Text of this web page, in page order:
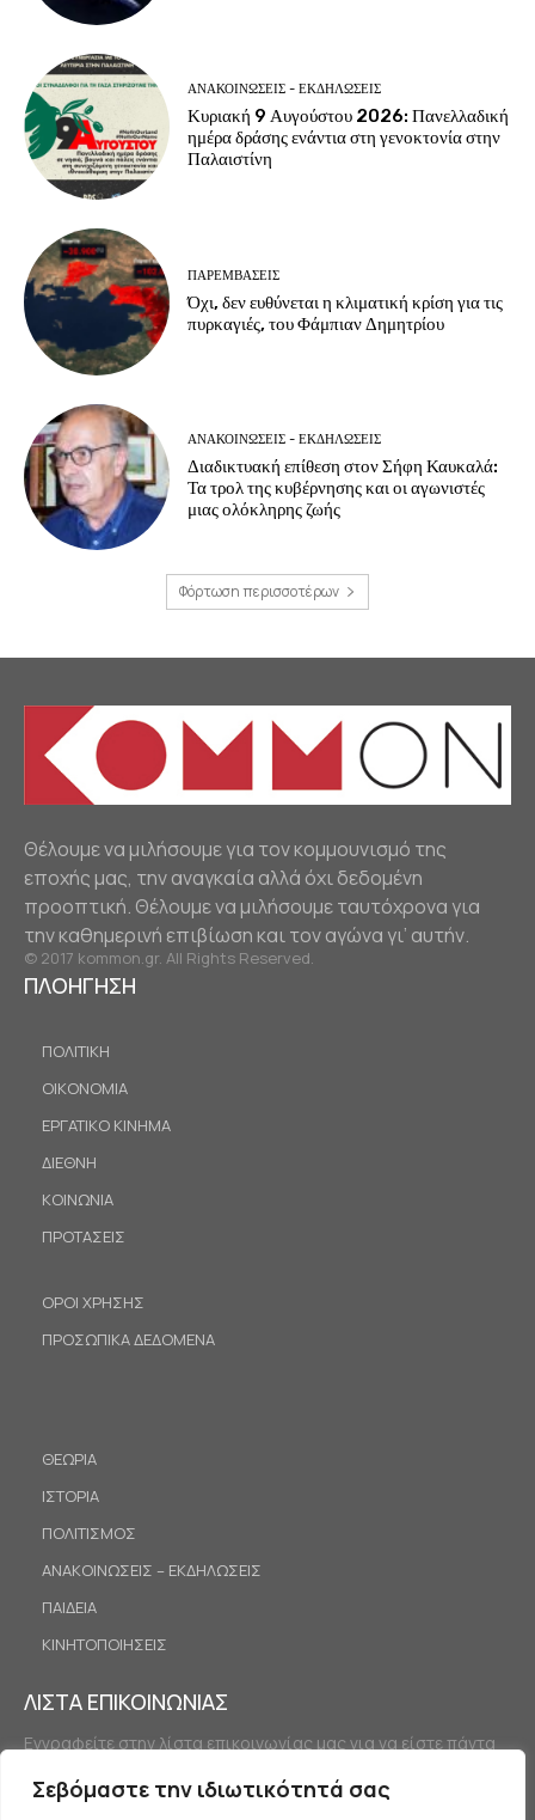
Σεβόμαστε την ιδιωτικότητά σας
ΑΝΑΚΟΙΝΩΣΕΙΣ - ΕΚΔΗΛΩΣΕΙΣ
Κυριακή 9 Αυγούστου 2026: Πανελλαδική
ημέρα δράσης ενάντια στη γενοκτονία στην
Παλαιστίνη
ΠΑΡΕΜΒΑΣΕΙΣ
Όχι, δεν ευθύνεται η κλιματική κρίση για τις
πυρκαγιές, του Φάμπιαν Δημητρίου
ΑΝΑΚΟΙΝΩΣΕΙΣ - ΕΚΔΗΛΩΣΕΙΣ
Διαδικτυακή επίθεση στον Σήφη Καυκαλά:
Τα τρολ της κυβέρνησης και οι αγωνιστές
μιας ολόκληρης ζωής
Φόρτωση περισσοτέρων
Θέλουμε να μιλήσουμε για τον κομμουνισμό της
εποχής μας, την αναγκαία αλλά όχι δεδομένη
προοπτική. Θέλουμε να μιλήσουμε ταυτόχρονα για
την καθημερινή επιβίωση και τον αγώνα γι’ αυτήν.
© 2017 kommon.gr. All Rights Reserved.
ΠΛΟΗΓΗΣΗ
ΠΟΛΙΤΙΚΗ
ΟΙΚΟΝΟΜΙΑ
ΕΡΓΑΤΙΚΟ ΚΙΝΗΜΑ
ΔΙΕΘΝΗ
ΚΟΙΝΩΝΙΑ
ΠΡΟΤΑΣΕΙΣ
ΟΡΟΙ ΧΡΗΣΗΣ
ΠΡΟΣΩΠΙΚΑ ΔΕΔΟΜΕΝΑ
ΘΕΩΡΙΑ
ΙΣΤΟΡΙΑ
ΠΟΛΙΤΙΣΜΟΣ
ΑΝΑΚΟΙΝΩΣΕΙΣ – ΕΚΔΗΛΩΣΕΙΣ
ΠΑΙΔΕΙΑ
ΚΙΝΗΤΟΠΟΙΗΣΕΙΣ
ΛΙΣΤΑ ΕΠΙΚΟΙΝΩΝΙΑΣ
Εγγραφείτε στην λίστα επικοινωνίας μας για να είστε πάντα